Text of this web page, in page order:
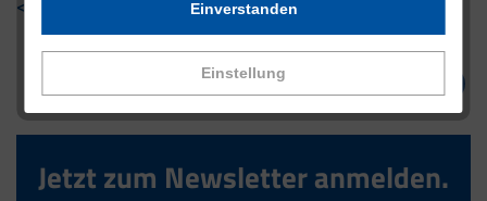
Einstellung
Einverstanden
< Zurück zur Übersicht
Jetzt zum Newsletter anmelden.